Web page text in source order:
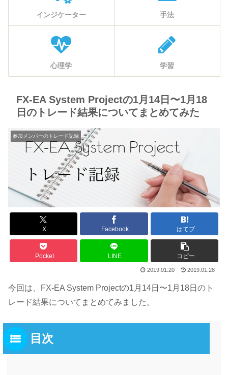
インジケーター 手法
心理学 学習
FX-EA System Projectの1月14日〜1月18
日のトレード結果についてまとめてみた
参加メンバーのトレード記録
X Facebook はてブ
Pocket LINE コピー
2019.01.20 2019.01.28
今回は、FX-EA System Projectの1月14日〜1月18日のト
レード結果についてまとめてみました。
目次